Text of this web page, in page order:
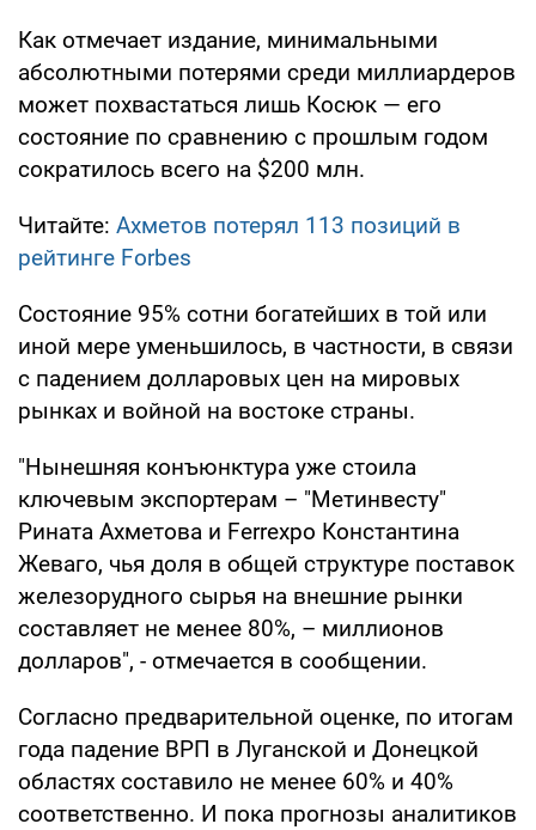
Как отмечает издание, минимальными
абсолютными потерями среди миллиардеров
может похвастаться лишь Косюк — его
состояние по сравнению с прошлым годом
сократилось всего на $200 млн.
Читайте: Ахметов потерял 113 позиций в
рейтинге Forbes
Состояние 95% сотни богатейших в той или
иной мере уменьшилось, в частности, в связи
с падением долларовых цен на мировых
рынках и войной на востоке страны.
"Нынешняя конъюнктура уже стоила
ключевым экспортерам – "Метинвесту"
Рината Ахметова и Ferrexpo Константина
Жеваго, чья доля в общей структуре поставок
железорудного сырья на внешние рынки
составляет не менее 80%, – миллионов
долларов", - отмечается в сообщении.
Согласно предварительной оценке, по итогам
года падение ВРП в Луганской и Донецкой
областях составило не менее 60% и 40%
соответственно. И пока прогнозы аналитиков